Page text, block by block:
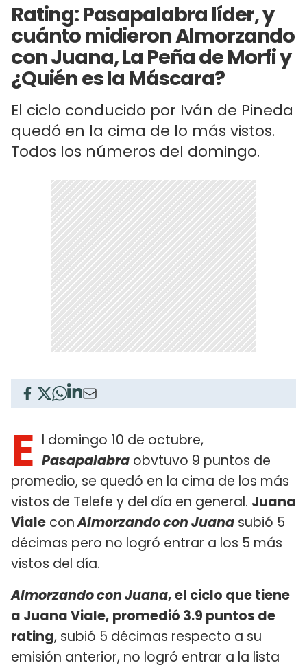
Rating: Pasapalabra líder, y
cuánto midieron Almorzando
con Juana, La Peña de Morfi y
¿Quién es la Máscara?
El ciclo conducido por Iván de Pineda
quedó en la cima de lo más vistos.
Todos los números del domingo.
E l domingo 10 de octubre,
Pasapalabra obvtuvo 9 puntos de
promedio, se quedó en la cima de los más
vistos de Telefe y del día en general. Juana
Viale conAlmorzando con Juana subió 5
décimas pero no logró entrar a los 5 más
vistos del día.
Almorzando con Juana, el ciclo que tiene
a Juana Viale, promedió 3.9 puntos de
rating, subió 5 décimas respecto a su
emisión anterior, no logró entrar a la lista